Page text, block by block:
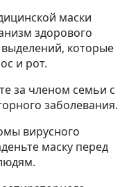
маски
здорового
которые
и рот.
за членом семьи с
заболевания.
вирусного
маску перед